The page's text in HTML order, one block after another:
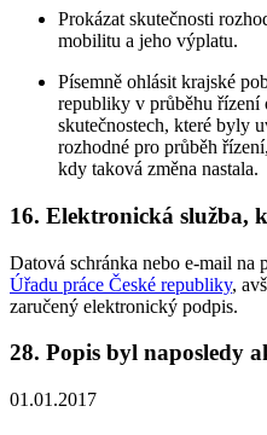
Prokázat skutečnosti
mobilitu a jeho výplatu.
Písemně ohlásit krajské
republiky v průběhu řízení
skutečnostech, které byly
rozhodné pro průběh
kdy taková změna nastala.
16. Elektronická služba,
Datová schránka nebo e-mail na
Úřadu práce České republiky,
zaručený elektronický podpis.
28. Popis byl naposledy
01.01.2017